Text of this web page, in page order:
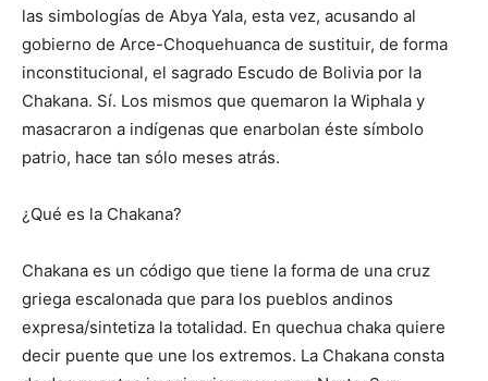
las simbologías de Abya Yala, esta vez, acusando al
gobierno de Arce-Choquehuanca de sustituir, de forma
inconstitucional, el sagrado Escudo de Bolivia por la
Chakana. Sí. Los mismos que quemaron la Wiphala y
masacraron a indígenas que enarbolan éste símbolo
patrio, hace tan sólo meses atrás.
¿Qué es la Chakana?
Chakana es un código que tiene la forma de una cruz
griega escalonada que para los pueblos andinos
expresa/sintetiza la totalidad. En quechua chaka quiere
decir puente que une los extremos. La Chakana consta